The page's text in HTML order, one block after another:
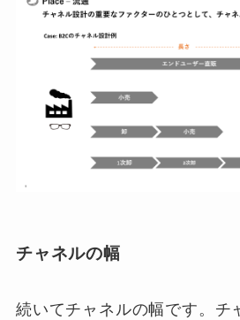
チャネルの幅
続いてチャネルの幅です。チ